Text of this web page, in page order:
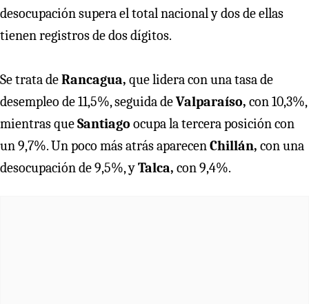
desocupación supera el total nacional y dos de ellas
tienen registros de dos dígitos.
Se trata deRancagua, que lidera con una tasa de
desempleo de 11,5%, seguida deValparaíso, con 10,3%,
mientras queSantiago ocupa la tercera posición con
un 9,7%. Un poco más atrás aparecenChillán, con una
desocupación de 9,5%, yTalca, con 9,4%.